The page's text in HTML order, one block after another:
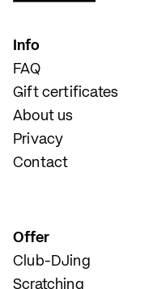
Info
FAQ
Gift certificates
About us
Privacy
Contact
Offer
Club-DJing
Scratching